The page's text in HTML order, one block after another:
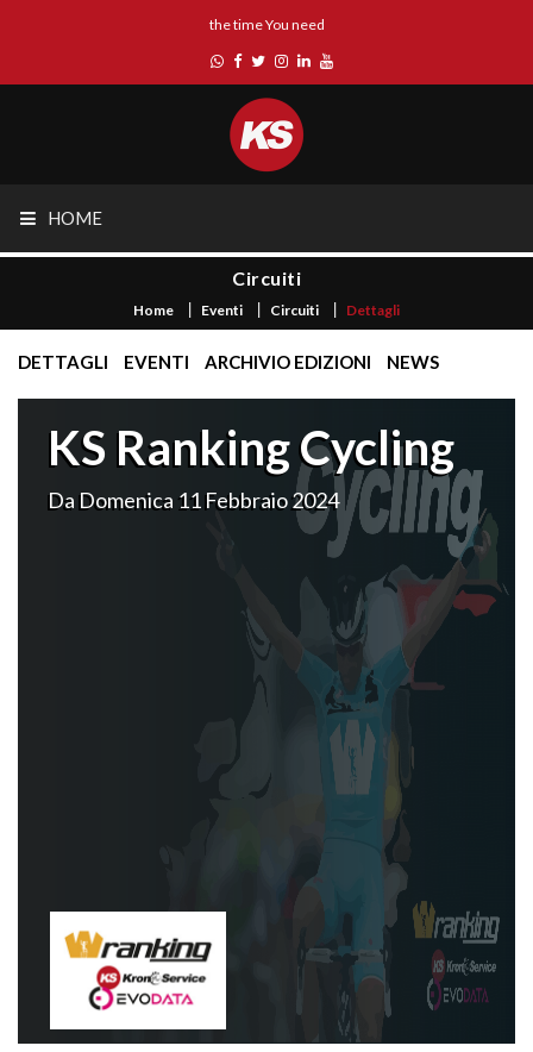
the time You need
HOME
Circuiti
Home Eventi Circuiti Dettagli
DETTAGLI EVENTI ARCHIVIO EDIZIONI NEWS
KS Ranking Cycling
Da Domenica 11 Febbraio 2024